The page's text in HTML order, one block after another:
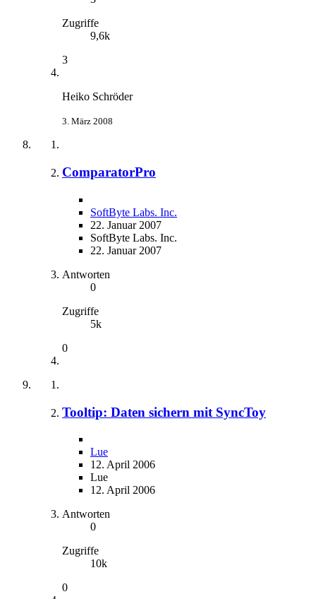
Zugriffe
9,6k
3
Heiko Schröder
3. März 2008
ComparatorPro
SoftByte Labs. Inc.
22. Januar 2007
SoftByte Labs. Inc.
22. Januar 2007
Antworten
0
Zugriffe
5k
0
Tooltip: Daten sichern mit SyncToy
Lue
12. April 2006
Lue
12. April 2006
Antworten
0
Zugriffe
10k
0